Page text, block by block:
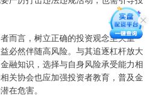
而言，树立正确的投资观念至关重
必然伴随高风险。与其追逐杠杆放大
融知识，选择与自身风险承受能力相
关协会也应加强投资者教育，普及金
在危害。